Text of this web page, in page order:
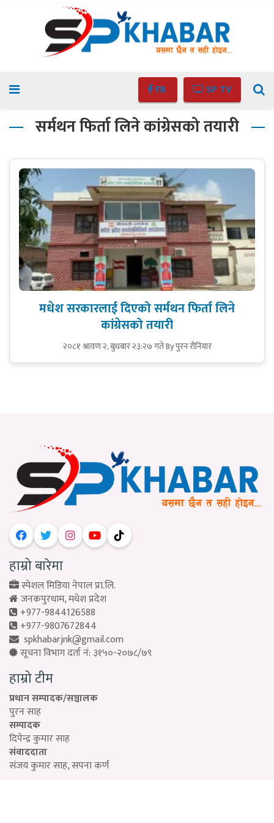
FB SP TV
सर्मथन फिर्ता लिने कांग्रेसको तयारी
मधेश सरकारलाई दिएको सर्मथन फिर्ता लिने
कांग्रेसको तयारी
२०८१ श्रावण २, बुधबार २३:२७ गतेBy पुरन रौनियार
हाम्रो बारेमा
स्पेशल मिडिया नेपाल प्रा.लि.
जनकपुरधाम, मधेश प्रदेश
+977-9844126588
+977-9807672844
spkhabarjnk@gmail.com
सूचना विभाग दर्ता नं: ३१५०-२०७८/७९
हाम्रो टीम
प्रधान सम्पादक/सञ्चालक
पुरन साह
सम्पादक
दिपेन्द्र कुमार साह
संवाददाता
संजय कुमार साह, सपना कर्ण